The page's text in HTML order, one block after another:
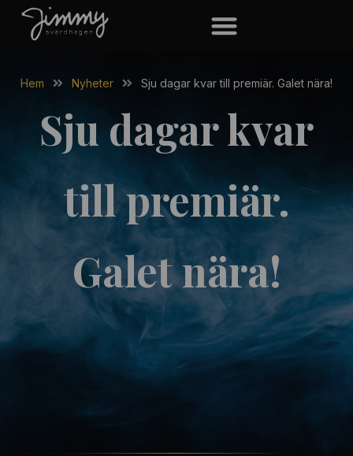
Hoppa
Hem Nyheter Sju dagar kvar till premiär. Galet nära!
Sju dagar kvar
till premiär.
Galet nära!